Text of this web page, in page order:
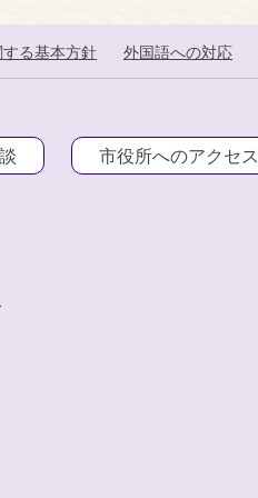
る基本方針 外国語への対応
市役所へのアクセス